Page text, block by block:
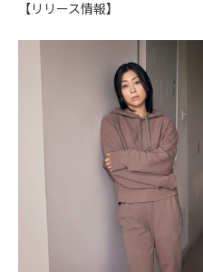
【リリース情報】